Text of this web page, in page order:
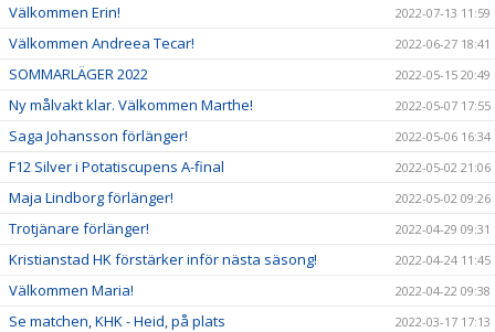
Välkommen Erin! 2022-07-13 11:59
Välkommen Andreea Tecar! 2022-06-27 18:41
SOMMARLÄGER 2022 2022-05-15 20:49
Ny målvakt klar. Välkommen Marthe! 2022-05-07 17:55
Saga Johansson förlänger! 2022-05-06 16:34
F12 Silver i Potatiscupens A-final 2022-05-02 21:06
Maja Lindborg förlänger! 2022-05-02 09:26
Trotjänare förlänger! 2022-04-29 09:31
Kristianstad HK förstärker inför nästa säsong! 2022-04-24 11:45
Välkommen Maria! 2022-04-22 09:38
Se matchen, KHK - Heid, på plats 2022-03-17 17:13